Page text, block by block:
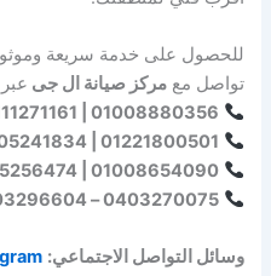
للحصول على خدمة سريعة
تواصل معمركز صيانة ال جى عبر
01008880356 | 01111271161
01221800501 | 01005241834
01008654090 | 01555256474
0403270075 – 0403296604
وسائل التواصل الاجتماعي: